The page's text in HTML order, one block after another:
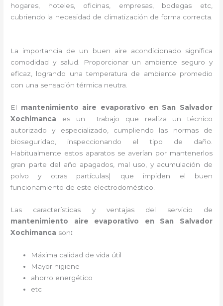
hogares, hoteles, oficinas, empresas, bodegas etc,
cubriendo la necesidad de climatización de forma correcta.
La importancia de un buen aire acondicionado significa
comodidad y salud. Proporcionar un ambiente seguro y
eficaz, logrando una temperatura de ambiente promedio
con una sensación térmica neutra.
El mantenimiento aire evaporativo en San Salvador
Xochimanca
es un
trabajo que realiza un técnico
autorizado y especializado, cumpliendo las normas de
bioseguridad, inspeccionando el tipo de daño.
Habitualmente estos aparatos se averían por mantenerlos
gran parte del año apagados, mal uso, y acumulación de
polvo y otras partículas| que impiden el buen
funcionamiento de este electrodoméstico.
Las características y ventajas del servicio de
mantenimiento aire evaporativo en San Salvador
Xochimanca son:
Máxima calidad de vida útil
Mayor higiene
ahorro energético
etc